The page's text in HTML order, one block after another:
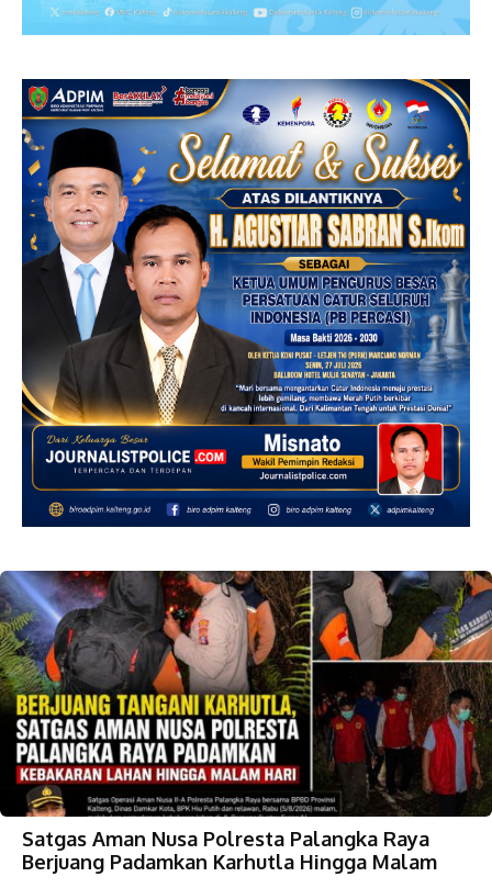
Satgas Aman Nusa Polresta Palangka Raya
Berjuang Padamkan Karhutla Hingga Malam